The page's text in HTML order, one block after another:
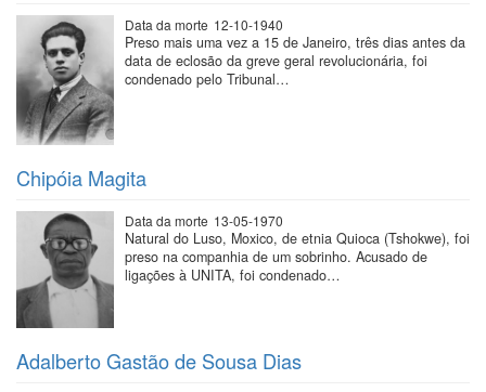
Data da morte 12-10-1940
Preso mais uma vez a 15 de Janeiro, três dias antes da
data de eclosão da greve geral revolucionária, foi
condenado pelo Tribunal…
Chipóia Magita
Data da morte 13-05-1970
Natural do Luso, Moxico, de etnia Quioca (Tshokwe), foi
preso na companhia de um sobrinho. Acusado de
ligações à UNITA, foi condenado…
Adalberto Gastão de Sousa Dias